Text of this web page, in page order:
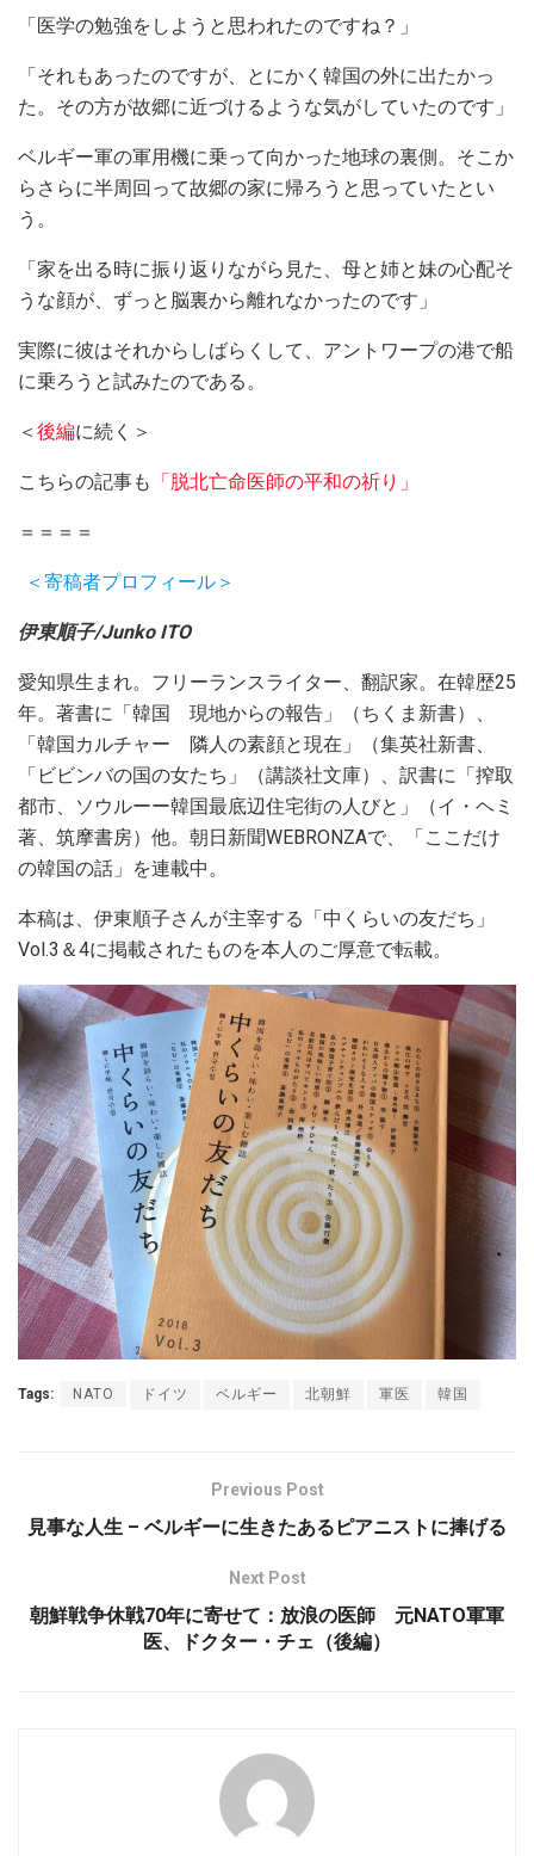
「医学の勉強をしようと思われたのですね？」
「それもあったのですが、とにかく韓国の外に出たかっ
た。その方が故郷に近づけるような気がしていたのです」
ベルギー軍の軍用機に乗って向かった地球の裏側。そこか
らさらに半周回って故郷の家に帰ろうと思っていたとい
う。
「家を出る時に振り返りながら見た、母と姉と妹の心配そ
うな顔が、ずっと脳裏から離れなかったのです」
実際に彼はそれからしばらくして、アントワープの港で船
に乗ろうと試みたのである。
＜ 後編に続く＞
こちらの記事も 「脱北亡命医師の平和の祈り」
＝＝＝＝
＜寄稿者プロフィール＞
伊東順子/Junko ITO
愛知県生まれ。フリーランスライター、翻訳家。在韓歴25
年。著書に「韓国 現地からの報告」（ちくま新書）、
「韓国カルチャー 隣人の素顔と現在」（集英社新書、
「ビビンバの国の女たち」（講談社文庫）、訳書に「搾取
都市、ソウルーー韓国最底辺住宅街の人びと」（イ・ヘミ
著、筑摩書房）他。朝日新聞WEBRONZAで、「ここだけ
の韓国の話」を連載中。
本稿は、伊東順子さんが主宰する「中くらいの友だち」
Vol.3＆4に掲載されたものを本人のご厚意で転載。
Tags: NATO ドイツ ベルギー 北朝鮮 軍医 韓国
Previous Post
見事な人生 – ベルギーに生きたあるピアニストに捧げる
Next Post
朝鮮戦争休戦70年に寄せて：放浪の医師 元NATO軍軍
医、ドクター・チェ（後編）